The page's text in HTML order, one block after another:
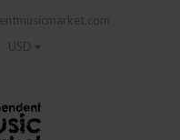
USD